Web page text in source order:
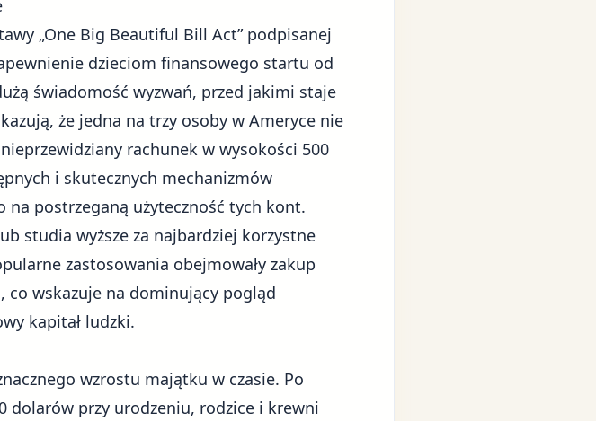
„One Big Beautiful Bill Act” podpisanej
dzieciom finansowego startu od
świadomość wyzwań, przed jakimi staje
że jedna na trzy osoby w Ameryce nie
rachunek w wysokości 500
i skutecznych mechanizmów
na postrzeganą użyteczność tych kont.
studia wyższe za najbardziej korzystne
zastosowania obejmowały zakup
co wskazuje na dominujący pogląd
kapitał ludzki.
wzrostu majątku w czasie. Po
dolarów przy urodzeniu, rodzice i krewni